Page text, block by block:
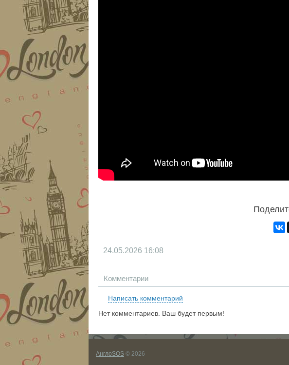
24.05.2026 16:08
Комментарии
Написать комментарий
Нет комментариев. Ваш будет первым!
АнглоSOS © 2026